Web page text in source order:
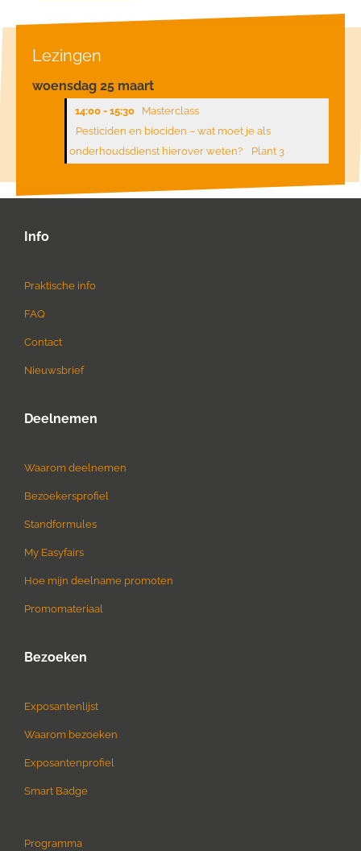
Lezingen
woensdag 25 maart
14:00 - 15:30
Masterclass
Pesticiden en biociden – wat moet je als
onderhoudsdienst hierover weten?
Plant 3
Info
Praktische info
FAQ
Contact
Nieuwsbrief
Deelnemen
Waarom deelnemen
Bezoekersprofiel
Standformules
My Easyfairs
Hoe mijn deelname promoten
Promomateriaal
Bezoeken
Exposantenlijst
Waarom bezoeken
Exposantenprofiel
Smart Badge
Programma